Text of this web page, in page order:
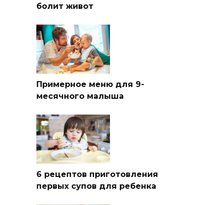
болит живот
Примерное меню для 9-
месячного малыша
6 рецептов приготовления
первых супов для ребенка